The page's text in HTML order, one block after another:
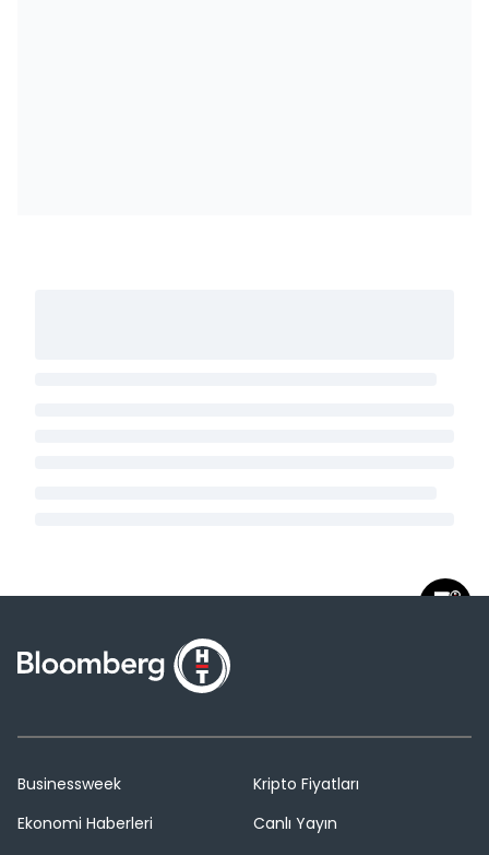
Businessweek
Ekonomi Haberleri
Kripto Fiyatları
Canlı Yayın